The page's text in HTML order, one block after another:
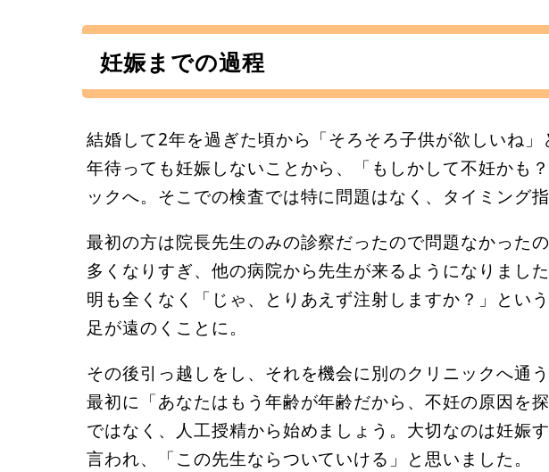
妊娠までの過程
結婚して2年を過ぎた頃から「そろそろ子供が欲しいね
年待っても妊娠しないことから、「もしかして不妊かも
ックへ。そこでの検査では特に問題はなく、タイミング
最初の方は院長先生のみの診察だったので問題なかった
多くなりすぎ、他の病院から先生が来るようになりまし
明も全くなく「じゃ、とりあえず注射しますか？」とい
足が遠のくことに。
その後引っ越しをし、それを機会に別のクリニックへ通
最初に「あなたはもう年齢が年齢だから、不妊の原因を
ではなく、人工授精から始めましょう。大切なのは妊娠
言われ、「この先生ならついていける」と思いました。